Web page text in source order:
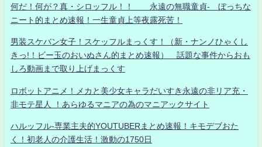
何だ！何が？真・シロッフル！！ 永遠の無職童貞- ぼっちな
ニート的まとめ速報！一生童貞上等夜露死苦！
男装スケバン女子！スケッフルまっくす！（新・ナンノひゃくし
きっ!！ビー玉のおいぬさん的まとめ速報） 話題な事件からおも
しろ動画まで取り上げまっくす
ロボットアニメ！メカと美少女キャラだいすき永遠の非リア充・
非モテ星人 ！あらゆるマニアの為のマニアックサイト
ハルッフル-専業主夫的YOUTUBERまとめ速報！キモデブおた
く！初老人の介護生活！激動の1750日